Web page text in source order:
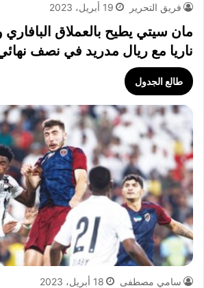
فريق التحرير 19 أبريل، 2023
مان سيتي يطيح بالعملاق
ناريا مع ريال مدريد في نصف
طالع الجدول
سامي مصطفى 18 أبريل، 2023